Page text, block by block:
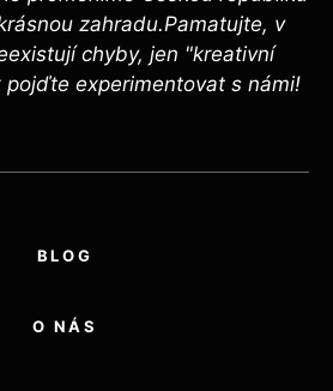
zahradu.Pamatujte, v
chyby, jen "kreativní
pojďte experimentovat s námi!
BLOG
O NÁS